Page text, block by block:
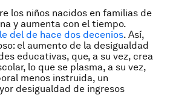
los niños nacidos en familias de
y aumenta con el tiempo.
del de hace dos decenios. Así,
el aumento de la desigualdad
educativas, que, a su vez, crea
lo que se plasma, a su vez,
menos instruida, un
desigualdad de ingresos